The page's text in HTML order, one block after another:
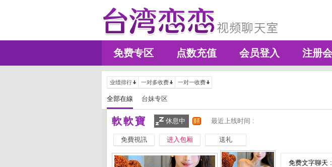
免费专区 点数充值 会员登入 注册
业绩排行 一对多收费 一对一收费
全部在線 台妹专区
軟軟寶 休息中 最近上线时间 :
免費視訊 进入包厢 送礼
免费文字聊天 :